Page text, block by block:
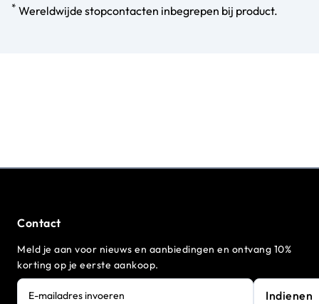
* Wereldwijde stopcontacten inbegrepen bij product.
Contact
Meld je aan voor nieuws en aanbiedingen en ontvang 10%
korting op je eerste aankoop.
E-mailadres invoeren Indienen